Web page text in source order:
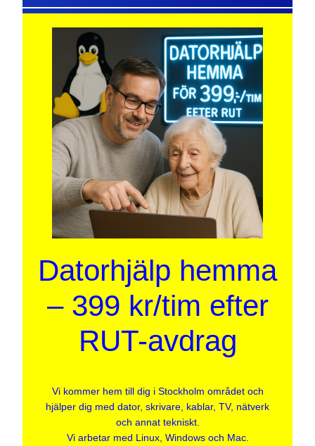
Datorhjälp hemma
– 399 kr/tim efter
RUT-avdrag
Vi kommer hem till dig i Stockholm området och
hjälper dig med dator, skrivare, kablar, TV, nätverk
och annat tekniskt.
Vi arbetar med Linux, Windows och Mac.